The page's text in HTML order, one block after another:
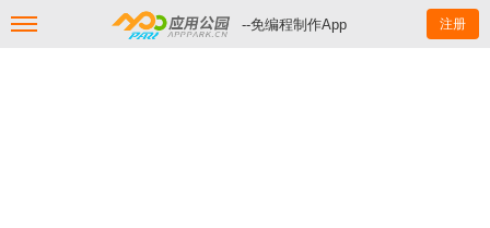
--免编程制作App 注册